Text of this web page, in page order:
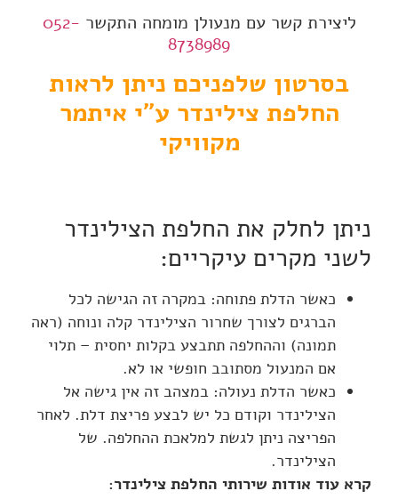
ליצירת קשר עם מנעולן מומחה התקשר 052-
8738989
בסרטון שלפניכם ניתן לראות
החלפת צילינדר ע"י איתמר
מקוויקי
ניתן לחלק את החלפת הצילינדר
לשני מקרים עיקריים:
כאשר הדלת פתוחה: במקרה זה הגישה לכל
הברגים לצורך שחרור הצילינדר קלה ונוחה (ראה
תמונה) וההחלפה תתבצע בקלות יחסית – תלוי
אם המנעול מסתובב חופשי או לא.
כאשר הדלת נעולה: במצהב זה אין גישה אל
הצילינדר וקודם כל יש לבצע פריצת דלת. לאחר
הפריצה ניתן לגשת למלאכת ההחלפה. של
הצילינדר.
קרא עוד אודות שירותי החלפת צילינדר: